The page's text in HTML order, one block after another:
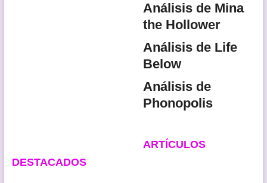
Análisis de Mina
the Hollower
Análisis de Life
Below
Análisis de
Phonopolis
ARTÍCULOS
DESTACADOS